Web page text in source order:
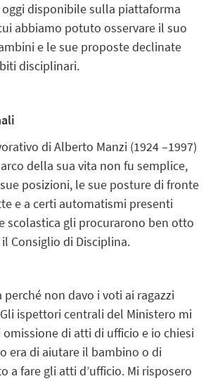
oggi disponibile sulla piattaforma
abbiamo potuto osservare il suo
e le sue proposte declinate
disciplinari.
di Alberto Manzi (1924 –1997)
della sua vita non fu semplice,
posizioni, le sue posture di fronte
e a certi automatismi presenti
scolastica gli procurarono ben otto
Consiglio di Disciplina.
perché non davo i voti ai ragazzi
ispettori centrali del Ministero mi
omissione di atti di ufficio e io chiesi
era di aiutare il bambino o di
a fare gli atti d’ufficio. Mi risposero